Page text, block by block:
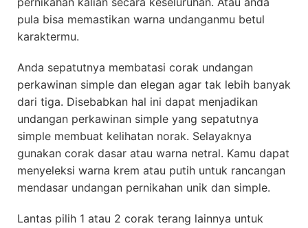
pula bisa memastikan warna undanganmu betul
karaktermu.
Anda sepatutnya membatasi corak undangan
perkawinan simple dan elegan agar tak lebih banyak
dari tiga. Disebabkan hal ini dapat menjadikan
undangan perkawinan simple yang sepatutnya
simple membuat kelihatan norak. Selayaknya
gunakan corak dasar atau warna netral. Kamu dapat
menyeleksi warna krem atau putih untuk rancangan
mendasar undangan pernikahan unik dan simple.
Lantas pilih 1 atau 2 corak terang lainnya untuk